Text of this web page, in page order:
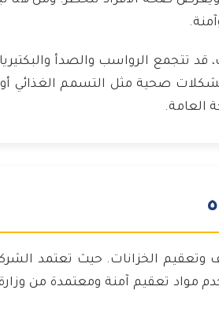
تتجمع الرواسب والصدأ والبكتيريا
صحية مثل التسمم الغذائي
العامة.
الخزانات. حيث تعتمد
مواد تعقيم آمنة ومعتمدة من